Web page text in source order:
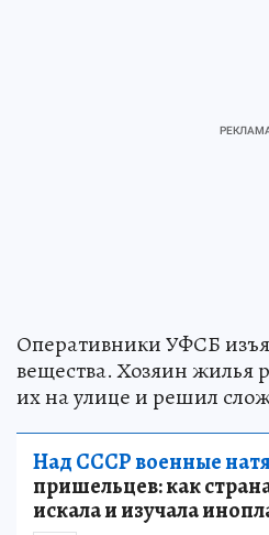
Оперативники УФСБ
вещества. Хозяин жилья
их на улице и решил
Над СССР военные
пришельцев: как
искала и изучала